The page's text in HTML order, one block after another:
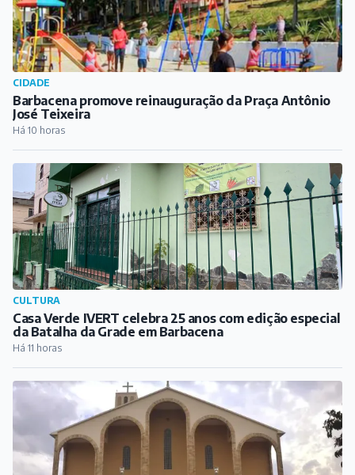
CIDADE
Barbacena promove reinauguração da Praça Antônio
José Teixeira
Há 10 horas
CULTURA
Casa Verde IVERT celebra 25 anos com edição especial
da Batalha da Grade em Barbacena
Há 11 horas